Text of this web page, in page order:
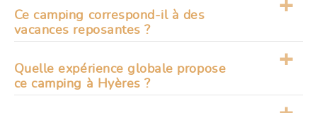
privilégient la détente au bord de l’eau, d’autres
alternent avec des sorties. L’ambiance permet
contrainte.
Ce camping correspond-il à des
vacances reposantes ?
L’environnement et l’organisation du lieu
favorisent une atmosphère calme. On peut
Quelle expérience globale propose
ce camping à Hyères ?